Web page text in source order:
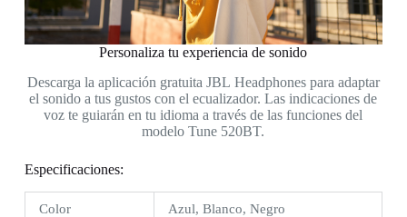
Personaliza tu experiencia de sonido
Descarga la aplicación gratuita JBL Headphones para adaptar
el sonido a tus gustos con el ecualizador. Las indicaciones de
voz te guiarán en tu idioma a través de las funciones del
modelo Tune 520BT.
Especificaciones:
Color Azul, Blanco, Negro